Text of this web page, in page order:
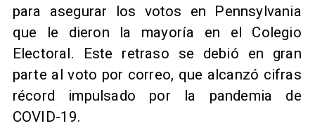
para asegurar los votos en Pennsylvania
que le dieron la mayoría en el Colegio
Electoral. Este retraso se debió en gran
parte al voto por correo, que alcanzó cifras
récord impulsado por la pandemia de
COVID-19.